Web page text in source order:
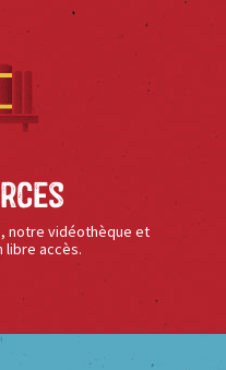
notre vidéothèque et
libre accès.